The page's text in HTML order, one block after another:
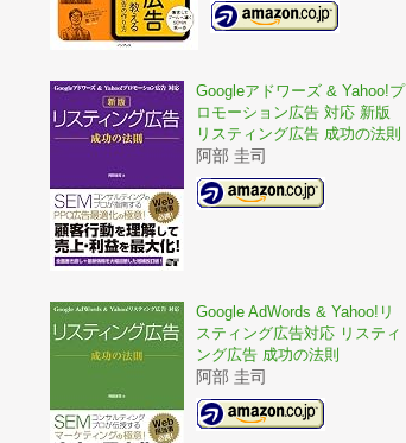
Googleアドワーズ & Yahoo!プ
ロモーション広告 対応 新版
リスティング広告 成功の法則
阿部 圭司
Google AdWords & Yahoo!リ
スティング広告対応 リスティ
ング広告 成功の法則
阿部 圭司